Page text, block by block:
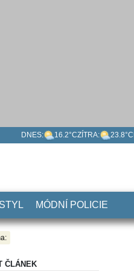
DNES: 16.2°CZÍTRA: 23.8°C
MÓDNÍ POLICIE
ČLÁNEK